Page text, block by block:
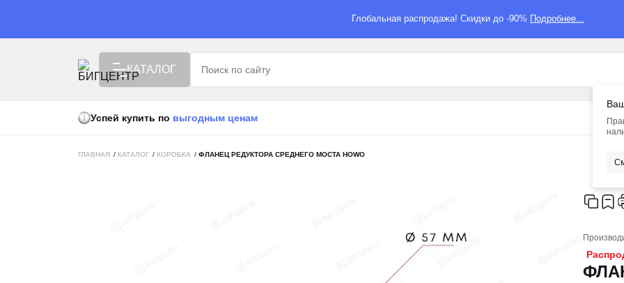
Глобальная распродажа! Скидки до -90% Подробнее...
КАТАЛОГ
ISUZU X БИГЦЕНТР
РАСПРОДАЖА
Успей купить по выгодным ценам
ГЛАВНАЯ / КАТАЛОГ / КОРОБКА / ФЛАНЕЦ РЕДУКТОРА СРЕДНЕГО МОСТА HOWO